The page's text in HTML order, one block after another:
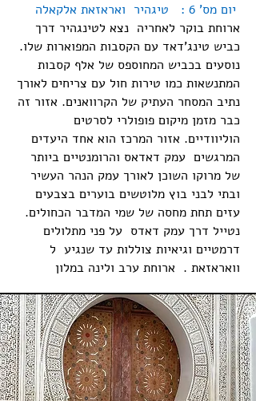
יום מס' 6 : טיגהיר ואראזאת אלקאלה
ארוחת בוקר לאחריה נצא לטינגהיר דרך
כביש טינג'דאד עם הקסבות המפוארות שלו.
נוסעים בכביש המחוספס של אלף קסבות
המתנשאות כמו טירות חול עם צריחים לאורך
נתיב המסחר העתיק של הקרוואנים. אזור זה
כבר מזמן מיקום פופולרי לסרטים
הוליוודיים. אזור המרכז הוא אחד היעדים
המרגשים עמק דאדאס והרומנטיים ביותר
של מרוקו השוכן לאורך עמק הנהר העשיר
ובתי לבני בוץ מלוטשים בוערים בצבעים
עזים תחת מחסה של שמי המדבר הכחולים.
נטייל דרך עמק דאדס על פני מתלולים
דרמטיים וגיאיות צוללות עד שנגיע ל
וואראזאת . ארוחת ערב ולינה במלון